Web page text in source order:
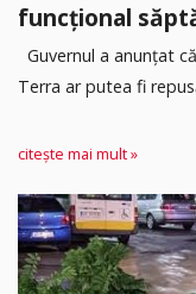
funcțional
Guvernul a anunțat
Terra ar putea fi
citește mai mult »